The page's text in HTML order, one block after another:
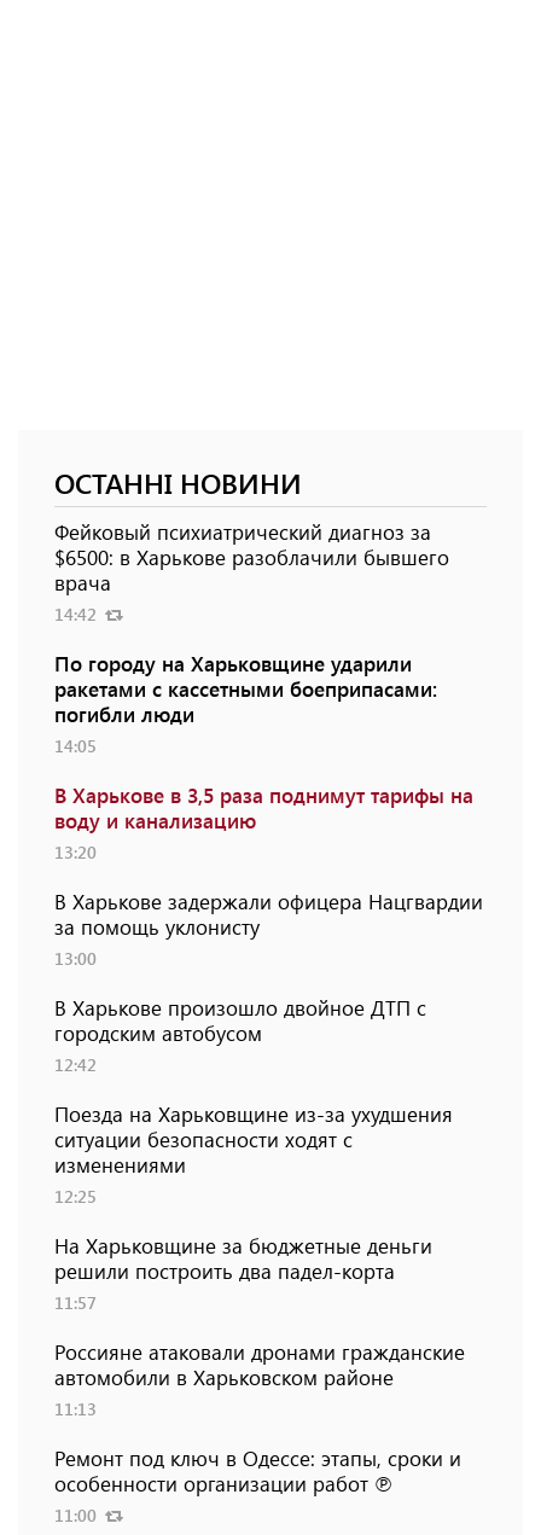
ОСТАННІ НОВИНИ
Фейковый психиатрический диагноз за
$6500: в Харькове разоблачили бывшего
врача
14:42
По городу на Харьковщине ударили
ракетами с кассетными боеприпасами:
погибли люди
14:05
В Харькове в 3,5 раза поднимут тарифы на
воду и канализацию
13:20
В Харькове задержали офицера Нацгвардии
за помощь уклонисту
13:00
В Харькове произошло двойное ДТП с
городским автобусом
12:42
Поезда на Харьковщине из-за ухудшения
ситуации безопасности ходят с
изменениями
12:25
На Харьковщине за бюджетные деньги
решили построить два падел-корта
11:57
Россияне атаковали дронами гражданские
автомобили в Харьковском районе
11:13
Ремонт под ключ в Одессе: этапы, сроки и
особенности организации работ ℗
11:00